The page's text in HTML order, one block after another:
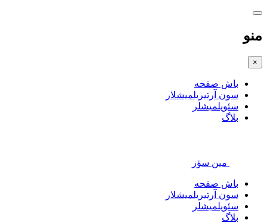
منو
×
باش صفحه
سون آرتیریلمیشلار
سئویلمیشلر
بلاگ
مین سؤز
باش صفحه
سون آرتیریلمیشلار
سئویلمیشلر
بلاگ